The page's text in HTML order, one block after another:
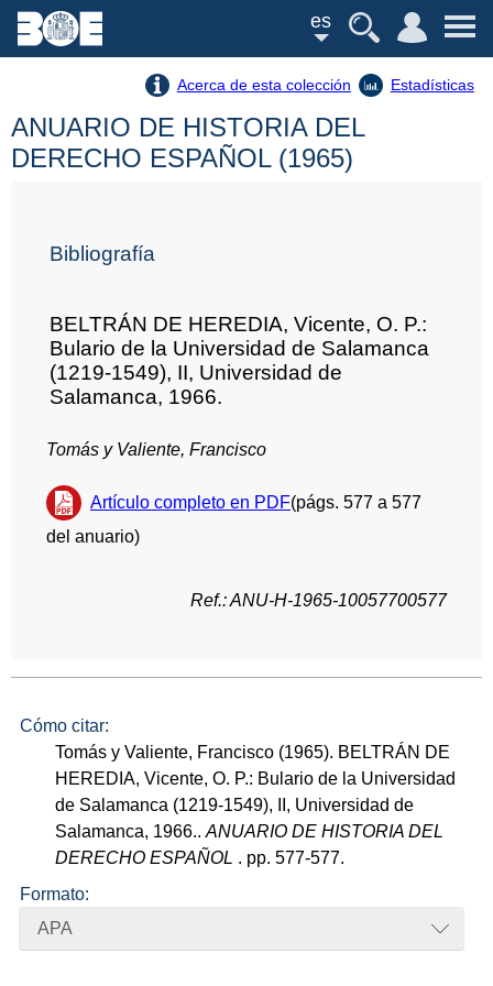
es
Acerca de esta colección Estadísticas
ANUARIO DE HISTORIA DEL
DERECHO ESPAÑOL (1965)
Bibliografía
BELTRÁN DE HEREDIA, Vicente, O. P.:
Bulario de la Universidad de Salamanca
(1219-1549), II, Universidad de
Salamanca, 1966.
Tomás y Valiente, Francisco
Artículo completo en PDF(págs. 577 a 577
del anuario)
Ref.: ANU-H-1965-10057700577
Cómo citar:
Tomás y Valiente, Francisco (1965). BELTRÁN DE
HEREDIA, Vicente, O. P.: Bulario de la Universidad
de Salamanca (1219-1549), II, Universidad de
Salamanca, 1966..ANUARIO DE HISTORIA DEL
DERECHO ESPAÑOL . pp. 577-577.
Formato:
APA